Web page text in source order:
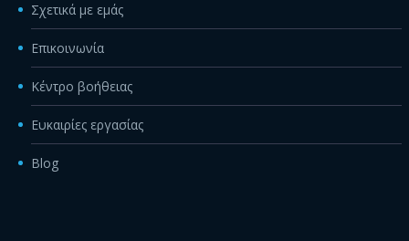
Σχετικά με εμάς
Επικοινωνία
Κέντρο βοήθειας
Ευκαιρίες εργασίας
Blog